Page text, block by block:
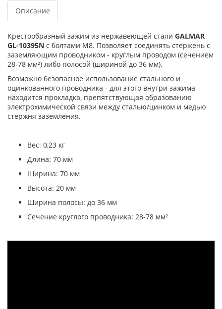
Описание
Крестообразный зажим из нержавеющей стали GALMAR
GL-10395N с болтами М8. Позволяет соединять стержень с
заземляющим проводником - круглым проводом (сечением
28-78 мм²) либо полосой (шириной до 36 мм).
Возможно безопасное использование стального и
оцинкованного проводника - для этого внутри зажима
находится прокладка, препятствующая образованию
электрохимической связи между сталью/цинком и медью
стержня заземления.
Вес: 0,23 кг
Длина: 70 мм
Ширина: 70 мм
Высота: 20 мм
Ширина полосы: до 36 мм
Сечение круглого проводника: 28-78 мм²